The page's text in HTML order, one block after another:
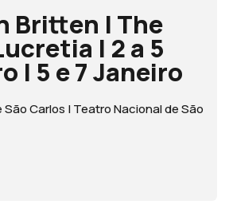
Britten | The
| 2 a 5
| 5 e 7 Janeiro
Carlos | Teatro Nacional de São